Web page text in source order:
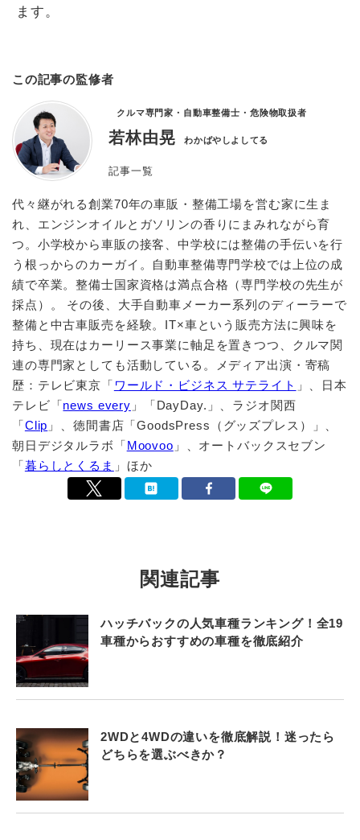
ます。
この記事の監修者
クルマ専門家・自動車整備士・危険物取扱者
若林由晃 わかばやしよしてる
記事一覧
代々継がれる創業70年の車販・整備工場を営む家に生ま
れ、エンジンオイルとガソリンの香りにまみれながら育
つ。小学校から車販の接客、中学校には整備の手伝いを行
う根っからのカーガイ。自動車整備専門学校では上位の成
績で卒業。整備士国家資格は満点合格（専門学校の先生が
採点）。 その後、大手自動車メーカー系列のディーラーで
整備と中古車販売を経験。IT×車という販売方法に興味を
持ち、現在はカーリース事業に軸足を置きつつ、クルマ関
連の専門家としても活動している。メディア出演・寄稿
歴：テレビ東京「 ワールド・ビジネス サテライト 」、日本
テレビ「news every 」「DayDay.」、ラジオ関西
「Clip 」、徳間書店「GoodsPress（グッズプレス）」、
朝日デジタルラボ「Moovoo 」、オートバックスセブン
「暮らしとくるま 」ほか
関連記事
ハッチバックの人気車種ランキング！全19
車種からおすすめの車種を徹底紹介
2WDと4WDの違いを徹底解説！迷ったら
どちらを選ぶべきか？